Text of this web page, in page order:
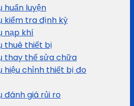
huấn luyện
kiểm tra định kỳ
nạp khí
thuê thiết bị
thay thế sửa chữa
hiệu chỉnh thiết bị đo
đánh giá rủi ro